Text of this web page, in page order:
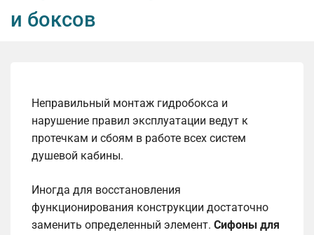
и боксов
Неправильный монтаж гидробокса и
нарушение правил эксплуатации ведут к
протечкам и сбоям в работе всех систем
душевой кабины.
Иногда для восстановления
функционирования конструкции достаточно
заменить определенный элемент. Сифоны для